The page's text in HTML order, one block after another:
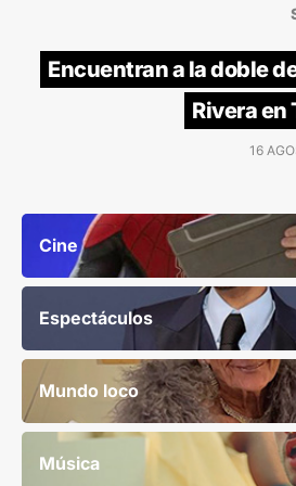
Encuentran a la doble
Rivera en
16
Cine
Espectáculos
Mundo loco
Música